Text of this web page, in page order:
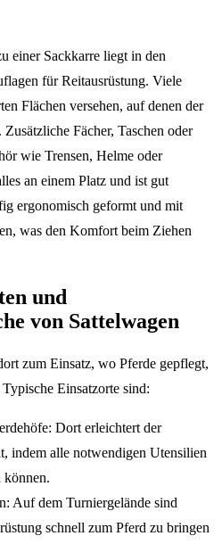
einer Sackkarre liegt in den
für Reitausrüstung. Viele
Flächen versehen, auf denen der
Fächer, Taschen oder
wie Trensen, Helme oder
an einem Platz und ist gut
ergonomisch geformt und mit
was den Komfort beim Ziehen
und
von Sattelwagen
zum Einsatz, wo Pferde gepflegt,
Einsatzorte sind:
Dort erleichtert der
indem alle notwendigen Utensilien
können.
Auf dem Turniergelände sind
schnell zum Pferd zu bringen